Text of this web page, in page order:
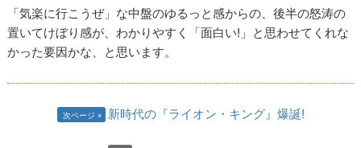
「気楽に行こうぜ」な中盤のゆるっと感からの、後半の怒涛の
置いてけぼり感が、わかりやすく「面白い!」と思わせてくれな
かった要因かな、と思います。
次ページ 新時代の『ライオン・キング』爆誕!